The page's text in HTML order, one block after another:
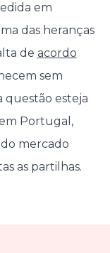
em
das heranças
de acordo
sem
questão esteja
Portugal,
mercado
as partilhas.